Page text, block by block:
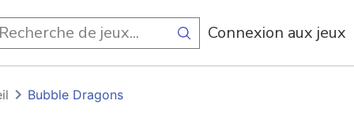
Connexion aux jeux
Bubble Dragons